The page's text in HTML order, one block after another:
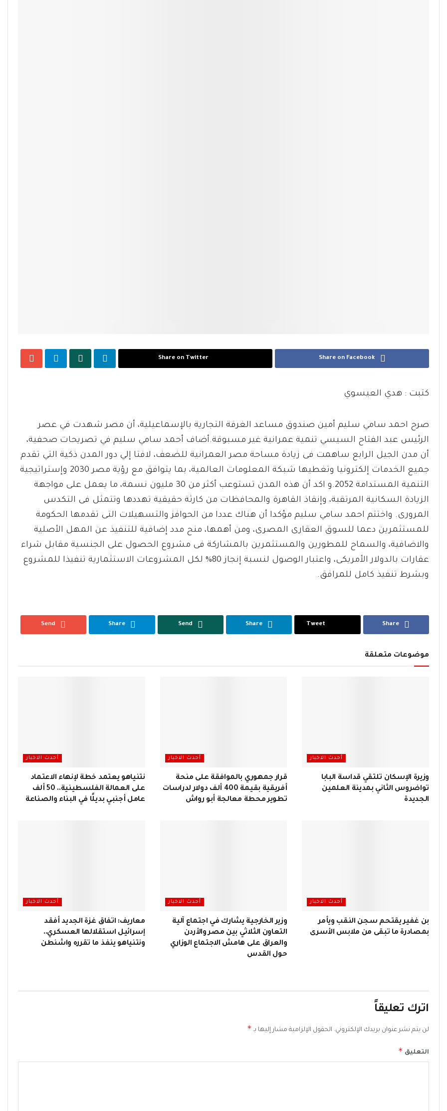
Share on Facebook
Share on Twitter
كتبت : هدي العيسوي
صرح احمد سامي سليم أمين صندوق مساعد الغرفة التجارية بالإسماعيلية، أن مصر شهدت في عصر
الرئيس عبد الفتاح السيسي تنمية عمرانية غير مسبوقة.أضاف أحمد سامي سليم في تصريحات صحفية،
أن مدن الجيل الرابع ساهمت فى زيادة مساحة مصر العمرانية للضعف، لافتا إلي دور المدن ذكية التي تقدم
جميع الخدمات إلكترونيا وتغطيها شبكة المعلومات العالمية، بما يتوافق مع رؤية مصر 2030 وإستراتيجية
التنمية المستدامة 2052.و اكد أن هذه المدن تستوعب أكثر من 30 مليون نسمة، ما يعمل على مواجهة
الزيادة السكانية المرتقبة، وإنقاذ القاهرة والمحافظات من كارثة حقيقية تهددها وتتمثل فى التكدس
المرورى. واختتم احمد سامي سليم مؤكدا أن هناك عددا من الحوافز والتسهيلات التى تقدمها الحكومة
للمستثمرين دعما للسوق العقارى المصرى، ومن أهمها، منح مدد إضافية للتنفيذ عن المهل الأصلية
والاضافية، والسماح للمطورين والمستثمرين بالمشاركة فى مشروع الحصول على الجنسية مقابل شراء
عقارات بالدولار الأمريكى، واعتبار الوصول لنسبة إنجاز 80% لكل المشروعات الاستثمارية تنفيذا للمشروع
وبشرط تنفيذ كامل للمرافق.
Share
Tweet
Share
Send
Share
Send
موضوعات متعلقة
أحدث الاخبار
وزيرة الإسكان تلتقي قداسة البابا
تواضروس الثاني بمدينة العلمين
الجديدة
أحدث الاخبار
قرار جمهوري بالموافقة على منحة
أفريقية بقيمة 400 ألف دولار لدراسات
تطوير محطة معالجة أبو رواش
أحدث الاخبار
نتنياهو يعتمد خطة لإنهاء الاعتماد
على العمالة الفلسطينية.. 50 ألف
عامل أجنبي بديلًا في البناء والصناعة
أحدث الاخبار
بن غفير يقتحم سجن النقب ويأمر
بمصادرة ما تبقى من ملابس الأسرى
أحدث الاخبار
وزير الخارجية يشارك في اجتماع آلية
التعاون الثلاثي بين مصر والأردن
والعراق على هامش الاجتماع الوزاري
حول القدس
أحدث الاخبار
معاريف: اتفاق غزة الجديد أفقد
إسرائيل استقلالها العسكري..
ونتنياهو ينفذ ما تقرره واشنطن
اترك تعليقاً
لن يتم نشر عنوان بريدك الإلكتروني. الحقول الإلزامية مشار إليها بـ *
التعليق *